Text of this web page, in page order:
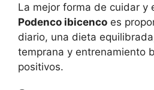
La mejor forma de cuidar y
Podenco ibicenco es
diario, una dieta
temprana y entrenamiento
positivos.